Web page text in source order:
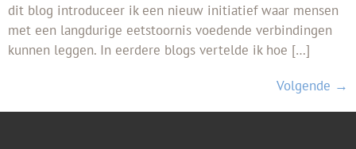
dit blog introduceer ik een nieuw initiatief waar mensen
met een langdurige eetstoornis voedende verbindingen
kunnen leggen. In eerdere blogs vertelde ik hoe […]
Volgende →